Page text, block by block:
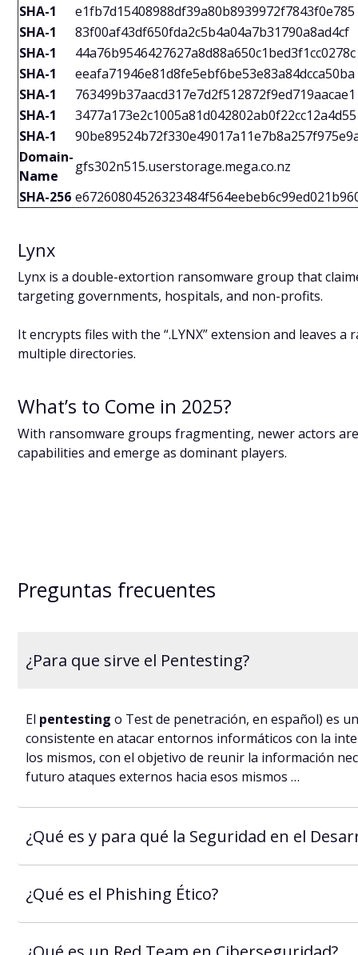
SHA-1
e1fb7d15408988df39a80b8939972f7843f0e785
SHA-1
83f00af43df650fda2c5b4a04a7b31790a8ad4cf
SHA-1
44a76b9546427627a8d88a650c1bed3f1cc0278c
SHA-1
eeafa71946e81d8fe5ebf6be53e83a84dcca50ba
SHA-1
763499b37aacd317e7d2f512872f9ed719aacae1
SHA-1
3477a173e2c1005a81d042802ab0f22cc12a4d55
SHA-1
Domain-
Name
gfs302n515.userstorage.mega.co.nz
SHA-256
Lynx
Lynx is a double-extortion ransomware group that
targeting governments, hospitals, and non-profits.
It encrypts files with the “.LYNX” extension and leaves a
multiple directories.
What’s to Come in 2025?
With ransomware groups fragmenting, newer actors
capabilities and emerge as dominant players.
Preguntas frecuentes
¿Para que sirve el Pentesting?
El pentestingo Test de penetración, en español) es
consistente en atacar entornos informáticos con la
los mismos, con el objetivo de reunir la información
futuro ataques externos hacia esos mismos …
¿Qué es y para qué la Seguridad en el
¿Qué es el Phishing Ético?